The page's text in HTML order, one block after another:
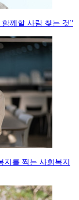
함께할 사람 찾는 것”
지를 찍는 사회복지